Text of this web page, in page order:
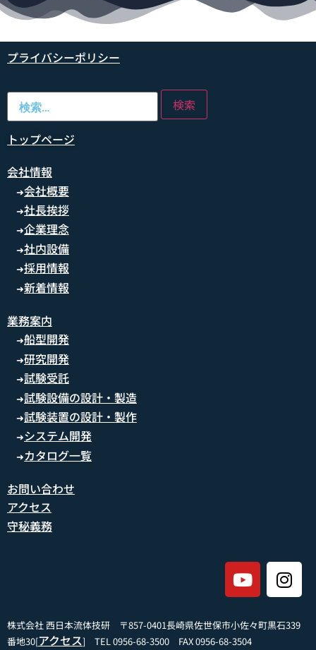
プライバシーポリシー
トップページ
会社情報
➜会社概要
➜社長挨拶
➜企業理念
➜社内設備
➜採用情報
➜新着情報
業務案内
➜船型開発
➜研究開発
➜試験受託
➜試験設備の設計・製造
➜試験装置の設計・製作
➜システム開発
➜ カタログ一覧
お問い合わせ
アクセス
守秘義務
株式会社 西日本流体技研 〒857-0401長崎県佐世保市小佐々町黒石339
番地30[アクセス] TEL 0956-68-3500 FAX 0956-68-3504